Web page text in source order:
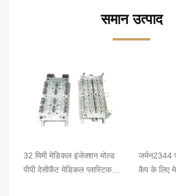
समान उत्पाद
32 मिमी मेडिकल इंजेक्शन मोल्ड
पीपी देसीकैंट मेडिकल प्लास्टिक
जर्मन2344
कैप के लिए